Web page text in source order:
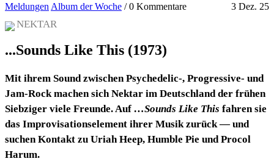
Meldungen Album der Woche 3 Dez. 25
/0 Kommentare
NEKTAR
...Sounds Like This (1973)
Mit ihrem Sound zwischen Psychedelic-, Progressive- und
Jam-Rock machen sich Nektar im Deutschland der frühen
Siebziger viele Freunde. Auf …Sounds Like This fahren sie
das Improvisationselement ihrer Musik zurück — und
suchen Kontakt zu Uriah Heep, Humble Pie und Procol
Harum.